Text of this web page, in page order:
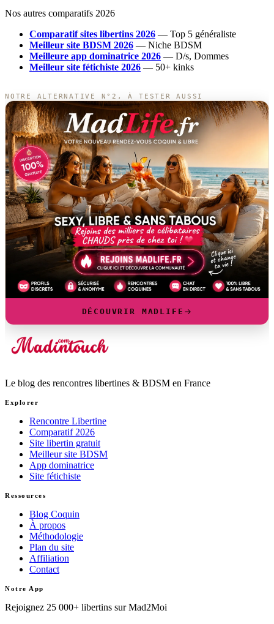
Nos autres comparatifs 2026
Comparatif sites libertins 2026 — Top 5 généraliste
Meilleur site BDSM 2026 — Niche BDSM
Meilleure app dominatrice 2026 — D/s, Dommes
Meilleur site fétichiste 2026 — 50+ kinks
NOTRE ALTERNATIVE N°2, À TESTER AUSSI
DÉCOUVRIR MADLIFE
Le blog des rencontres libertines & BDSM en France
Explorer
Rencontre Libertine
Comparatif 2026
Site libertin gratuit
Meilleur site BDSM
App dominatrice
Site fétichiste
Ressources
Blog Coquin
À propos
Méthodologie
Plan du site
Affiliation
Contact
Notre App
Rejoignez 25 000+ libertins sur Mad2Moi